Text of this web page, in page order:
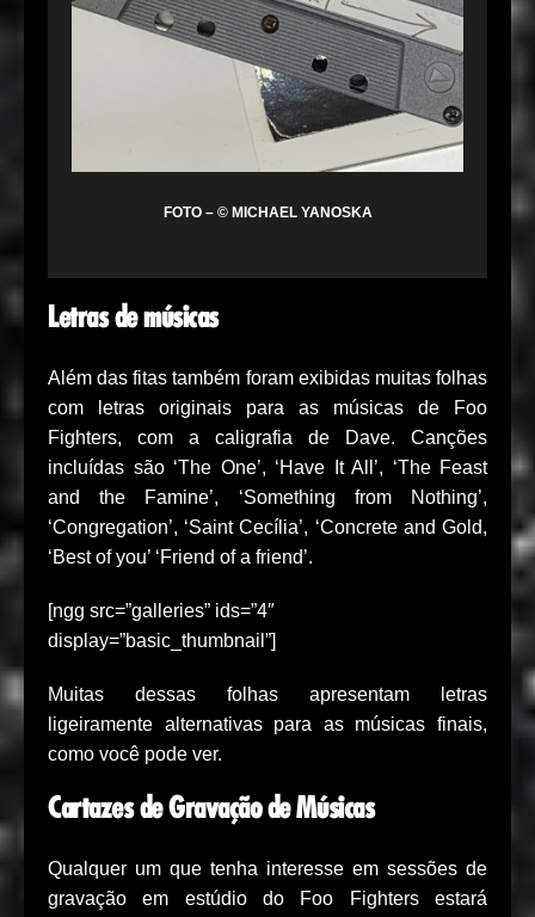
FOTO – © MICHAEL YANOSKA
Letras de músicas
Além das fitas também foram exibidas muitas folhas
com letras originais para as músicas de Foo
Fighters, com a caligrafia de Dave. Canções
incluídas são ‘The One’, ‘Have It All’, ‘The Feast
and the Famine’, ‘Something from Nothing’,
‘Congregation’, ‘Saint Cecília’, ‘Concrete and Gold,
‘Best of you’ ‘Friend of a friend’.
[ngg src=”galleries” ids=”4″
display=”basic_thumbnail”]
Muitas dessas folhas apresentam letras
ligeiramente alternativas para as músicas finais,
como você pode ver.
Cartazes de Gravação de Músicas
Qualquer um que tenha interesse em sessões de
gravação em estúdio do Foo Fighters estará